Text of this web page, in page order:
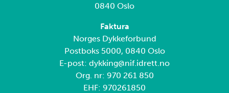
0840 Oslo
Faktura
Norges Dykkeforbund
Postboks 5000, 0840 Oslo
E-post: dykking@nif.idrett.no
Org. nr: 970 261 850
EHF: 970261850